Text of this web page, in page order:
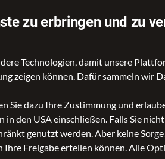
zu erbringen und zu
Technologien, damit unsere
zeigen können. Dafür sammeln wir
Sie dazu Ihre Zustimmung und
den USA einschließen. Falls Sie
genutzt werden. Aber keine
Freigabe erteilen können. Alle